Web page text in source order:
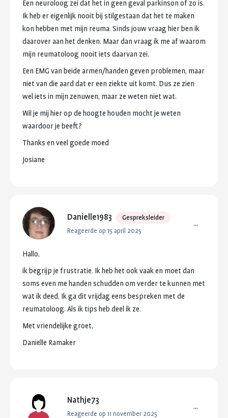
Een neuroloog zei dat het in geen geval parkinson of zo is.
Ik heb ereigenlijk nooit bij stilgestaan dat het te maken
kon hebben met mijn reuma. Sinds jouwvraag hierben ik
daaroveraan het denken. Maardan vraag ik me af waarom
mijn reumatoloog nooit iets daarvan zei.
Een EMG van beide armen/handen geven problemen, maar
niet van die aard dat ereen ziekte uit komt. Dus ze zien
wel iets in mijn zenuwen, maar ze weten niet wat.
Wil je mij hierop de hoogte houden mocht je weten
waardoorje beeft?
Thanks en veel goede moed
Josiane
Danielle1983
Gespreksleider
Reageerde op 15 april 2025
...
Hallo,
ik begrijp je frustratie. Ik heb het ook vaak en moet dan
soms even me handen schudden om verder te kunnen met
wat ik deed. Ik gadit vrijdag eens bespreken met de
reumatoloog. Als ik tips heb deel ik ze.
Met vriendelijke groet,
Daniëlle Ramaker
Nathje73
Reageerde op 11 november 2025
...